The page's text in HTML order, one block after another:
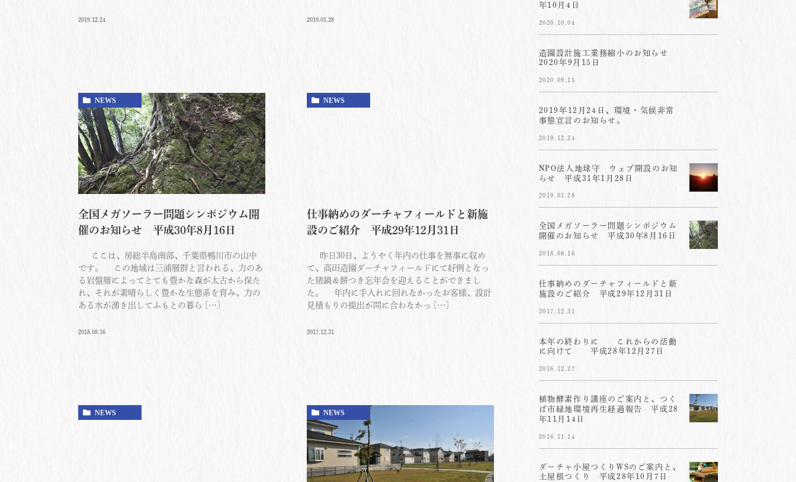
2019.12.24 2019.01.28
NEWS
全国メガソーラー問題シンポジウム開
催のお知らせ 平成30年8月16日
ここは、房総半島南部、千葉県鴨川市の山中
です。 この地域は三浦層群と言われる、力のあ
る岩盤層によってとても豊かな森が太古から保た
れ、それが素晴らしく豊かな生態系を育み、力の
ある水が湧き出してふもとの暮ら […]
2018.08.16
NEWS
仕事納めのダーチャフィールドと新施
設のご紹介 平成29年12月31日
昨日30日、ようやく年内の仕事を無事に収め
て、高田造園ダーチャフィールドにて好例となっ
た猪鍋＆餅つき忘年会を迎えることができまし
た。 年内に手入れに回れなかったお客様、設計
見積もりの提出が間に合わなかっ […]
2017.12.31
NEWS NEWS
年10月4日
2020.10.04
造園設計施工業務縮小のお知らせ
2020年9月15日
2020.09.15
2019年12月24日、環境・気候非常
事態宣言のお知らせ。
2019.12.24
NPO法人地球守 ウェブ開設のお知
らせ 平成31年1月28日
2019.01.28
全国メガソーラー問題シンポジウム
開催のお知らせ 平成30年8月16日
2018.08.16
仕事納めのダーチャフィールドと新
施設のご紹介 平成29年12月31日
2017.12.31
本年の終わりに これからの活動
に向けて 平成28年12月27日
2016.12.27
植物酵素作り講座のご案内と、つく
ば市緑地環境再生経過報告 平成28
年11月14日
2016.11.14
ダーチャ小屋つくりWSのご案内と、
土屋根つくり 平成28年10月7日